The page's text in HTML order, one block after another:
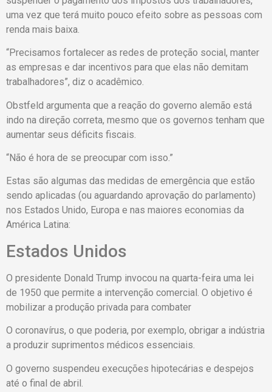
uma vez que terá muito pouco efeito sobre as pessoas com
renda mais baixa.
“Precisamos fortalecer as redes de proteção social, manter
as empresas e dar incentivos para que elas não demitam
trabalhadores”, diz o acadêmico.
Obstfeld argumenta que a reação do governo alemão está
indo na direção correta, mesmo que os governos tenham que
aumentar seus déficits fiscais.
“Não é hora de se preocupar com isso.”
Estas são algumas das medidas de emergência que estão
sendo aplicadas (ou aguardando aprovação do parlamento)
nos Estados Unido, Europa e nas maiores economias da
América Latina:
Estados Unidos
O presidente Donald Trump invocou na quarta-feira uma lei
de 1950 que permite a intervenção comercial. O objetivo é
mobilizar a produção privada para combater
O coronavírus, o que poderia, por exemplo, obrigar a indústria
a produzir suprimentos médicos essenciais.
O governo suspendeu execuções hipotecárias e despejos
até o final de abril.